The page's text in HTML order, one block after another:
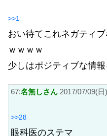
>>1
おい待てこれネガティ
ｗｗｗｗ
少しはポジティブな情報
67:名無しさん 2017/07/09(
>>28
眼科医のステマ